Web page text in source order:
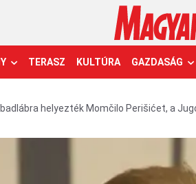
TERASZ KULTÚRA GAZDASÁG
helyezték Momčilo Perišićet, a